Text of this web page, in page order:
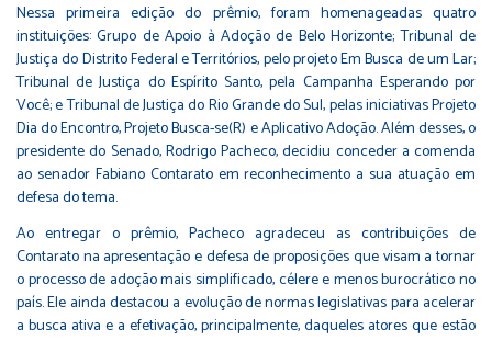
Nessa primeira edição do prêmio, foram homenageadas quatro
instituições: Grupo de Apoio à Adoção de Belo Horizonte; Tribunal de
Justiça do Distrito Federal e Territórios, pelo projeto Em Busca de um Lar;
Tribunal de Justiça do Espírito Santo, pela Campanha Esperando por
Você; e Tribunal de Justiça do Rio Grande do Sul, pelas iniciativas Projeto
Dia do Encontro, Projeto Busca-se(R) e Aplicativo Adoção. Além desses, o
presidente do Senado, Rodrigo Pacheco, decidiu conceder a comenda
ao senador Fabiano Contarato em reconhecimento a sua atuação em
defesa do tema.
Ao entregar o prêmio, Pacheco agradeceu as contribuições de
Contarato na apresentação e defesa de proposições que visam a tornar
o processo de adoção mais simplificado, célere e menos burocrático no
país. Ele ainda destacou a evolução de normas legislativas para acelerar
a busca ativa e a efetivação, principalmente, daqueles atores que estão